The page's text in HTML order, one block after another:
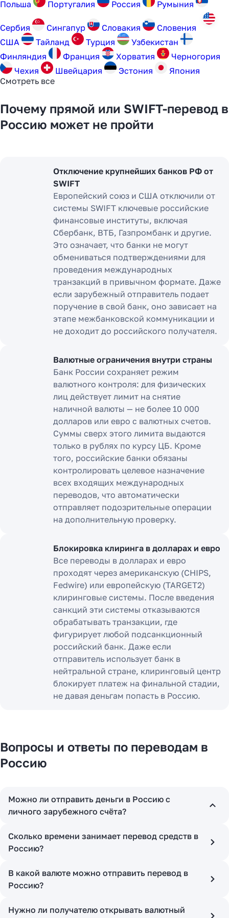
Польша Португалия Россия Румыния
Сербия Сингапур Словакия
Словения
США
Тайланд Турция
Узбекистан
Финляндия
Франция Хорватия
Черногория
Чехия
Швейцария Эстония
Япония
Смотреть все
Почему прямой или SWIFT-перевод в
Россию может не пройти
Отключение крупнейших банков РФ от
SWIFT
Европейский союз и США отключили от
системы SWIFT ключевые российские
финансовые институты, включая
Сбербанк, ВТБ, Газпромбанк и другие.
Это означает, что банки не могут
обмениваться подтверждениями для
проведения международных
транзакций в привычном формате. Даже
если зарубежный отправитель подает
поручение в свой банк, оно зависает на
этапе межбанковской коммуникации и
не доходит до российского получателя.
Валютные ограничения внутри страны
Банк России сохраняет режим
валютного контроля: для физических
лиц действует лимит на снятие
наличной валюты — не более 10 000
долларов или евро с валютных счетов.
Суммы сверх этого лимита выдаются
только в рублях по курсу ЦБ. Кроме
того, российские банки обязаны
контролировать целевое назначение
всех входящих международных
переводов, что автоматически
отправляет подозрительные операции
на дополнительную проверку.
Блокировка клиринга в долларах и евро
Все переводы в долларах и евро
проходят через американскую (CHIPS,
Fedwire) или европейскую (TARGET2)
клиринговые системы. После введения
санкций эти системы отказываются
обрабатывать транзакции, где
фигурирует любой подсанкционный
российский банк. Даже если
отправитель использует банк в
нейтральной стране, клиринговый центр
блокирует платеж на финальной стадии,
не давая деньгам попасть в Россию.
Вопросы и ответы по переводам в
Россию
Можно ли отправить деньги в Россию с
личного зарубежного счёта?
Сколько времени занимает перевод средств в
Россию?
В какой валюте можно отправить перевод в
Россию?
Нужно ли получателю открывать валютный